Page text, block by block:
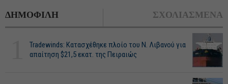
ΔΗΜΟΦΙΛΗ ΣΧΟΛΙΑΣΜΕΝΑ
Tradewinds: Κατασχέθηκε πλοίο του Ν. Λιβανού για
απαίτηση $21,5 εκατ. της Πειραιώς